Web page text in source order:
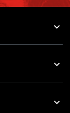


